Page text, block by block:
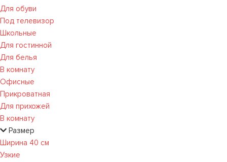
Для обуви
Под телевизор
Школьные
Для гостинной
Для белья
В комнату
Офисные
Прикроватная
Для прихожей
В комнату
Размер
Ширина 40 см
Узкие